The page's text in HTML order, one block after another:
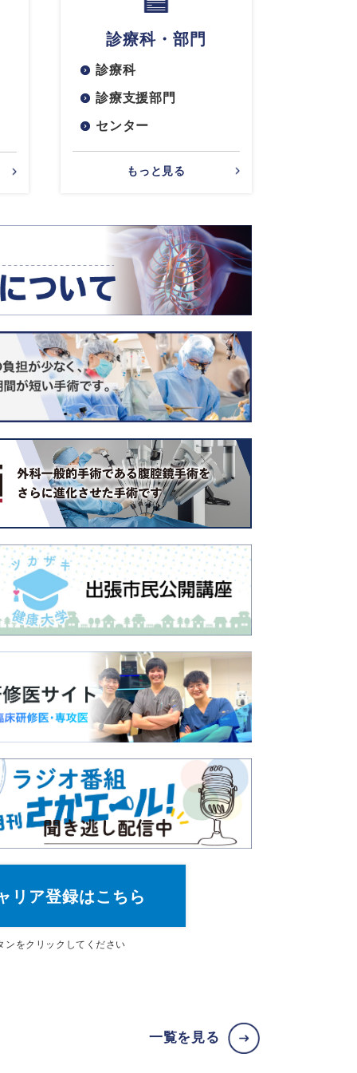
診療科・部門
診療科
診療支援部門
センター
もっと見る
リア登録はこちら
ン をクリックしてください
一覧を見る